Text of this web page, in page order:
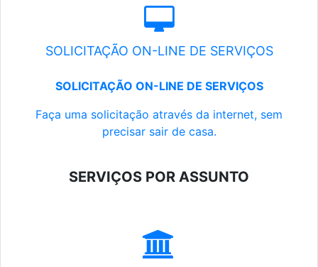
SOLICITAÇÃO ON-LINE DE SERVIÇOS
SOLICITAÇÃO ON-LINE DE SERVIÇOS
Faça uma solicitação através da internet, sem
precisar sair de casa.
SERVIÇOS POR ASSUNTO